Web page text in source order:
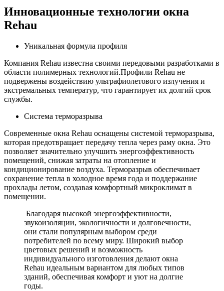
Инновационные технологии окна
Rehau
Уникальная формула профиля
Компания Rehau известна своими передовыми разработками в
области полимерных технологий.Профили Rehau не
подвержены воздействию ультрафиолетового излучения и
экстремальных температур, что гарантирует их долгий срок
службы.
Система терморазрыва
Современные окна Rehau оснащены системой терморазрыва,
которая предотвращает передачу тепла через раму окна. Это
позволяет значительно улучшить энергоэффективность
помещений, снижая затраты на отопление и
кондиционирование воздуха. Терморазрыв обеспечивает
сохранение тепла в холодное время года и поддержание
прохлады летом, создавая комфортный микроклимат в
помещении.
Благодаря высокой энергоэффективности,
звукоизоляции, экологичности и долговечности,
они стали популярным выбором среди
потребителей по всему миру. Широкий выбор
цветовых решений и возможность
индивидуального изготовления делают окна
Rehau идеальным вариантом для любых типов
зданий, обеспечивая комфорт и уют на долгие
годы.